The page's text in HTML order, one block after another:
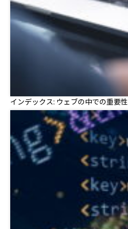
インデックス: ウェブの中での重要性